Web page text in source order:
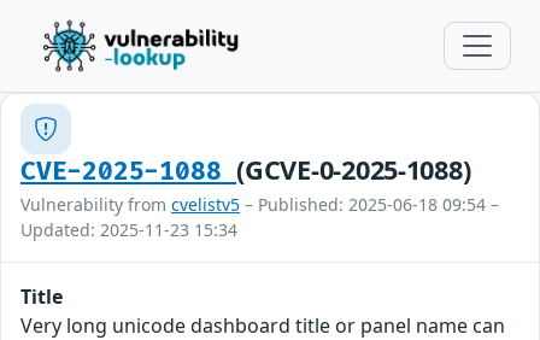
CVE-2025-1088(GCVE-0-2025-1088)
Vulnerability from cvelistv5 – Published: 2025-06-18 09:54 –
Updated: 2025-11-23 15:34
Title
Very long unicode dashboard title or panel name can